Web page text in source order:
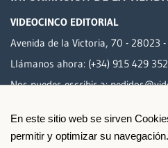
En este sitio web se sirven
permitir y optimizar su
VIDEOCINCO EDITORIAL
Avenida de la Victoria, 70 - 28023 -
Llámanos ahora: (+34) 915 429 352
Nos puedes escribir a:
PAGO SEGURO